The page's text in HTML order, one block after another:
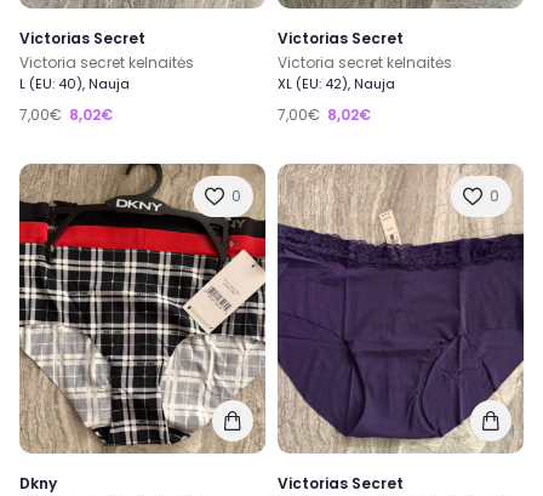
Victorias Secret
Victoria secret kelnaitės
L (EU: 40), Nauja
7,00€ 8,02€
Victorias Secret
Victoria secret kelnaitės
XL (EU: 42), Nauja
7,00€ 8,02€
0
Dkny
0
Victorias Secret